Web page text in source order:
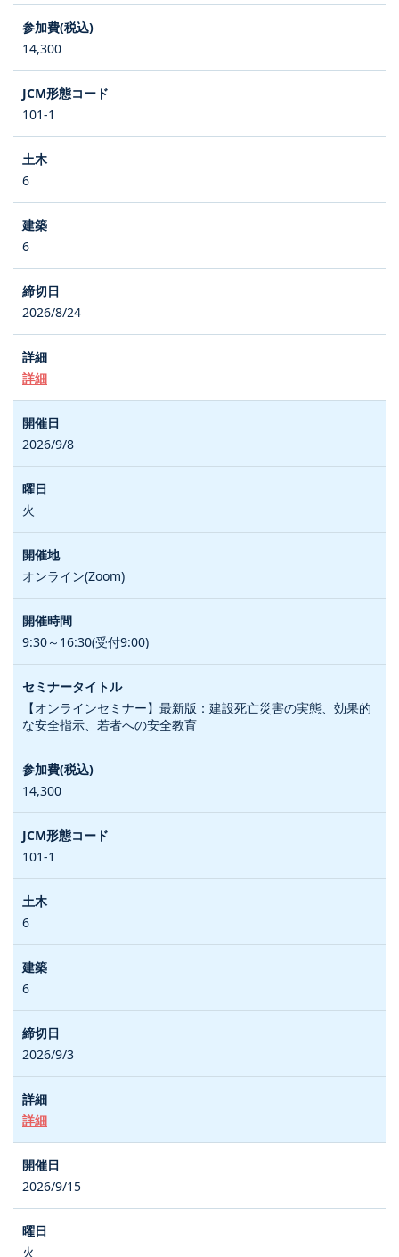
14,300
101-1
6
6
2026/8/24
詳細
2026/9/8
火
オンライン(Zoom)
9:30～16:30(受付9:00)
【オンラインセミナー】最新版：建設死亡災害の実態、効果的
な安全指示、若者への安全教育
14,300
101-1
6
6
2026/9/3
詳細
2026/9/15
火